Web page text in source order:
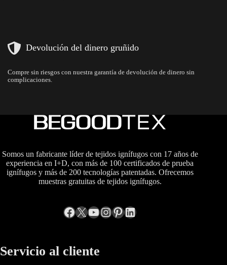
Devolución del dinero gruñido
Compre sin riesgos con nuestra garantía de devolución de dinero sin
complicaciones.
Somos un fabricante líder de tejidos ignífugos con 17 años de
experiencia en I+D, con más de 100 certificados de prueba
ignífugos y más de 200 tecnologías patentadas. Ofrecemos
muestras gratuitas de tejidos ignífugos.
Facebook
incógnita
YouTube
Instagram
Pinterest
LinkedIn
Servicio al cliente